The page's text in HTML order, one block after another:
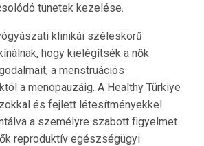
tünetek kezelése.
klinikái széleskörű
hogy kielégítsék a nők
a menstruációs
a menopauzáig. A Healthy Türkiye
és fejlett létesítményekkel
a személyre szabott figyelmet
reproduktív egészségügyi